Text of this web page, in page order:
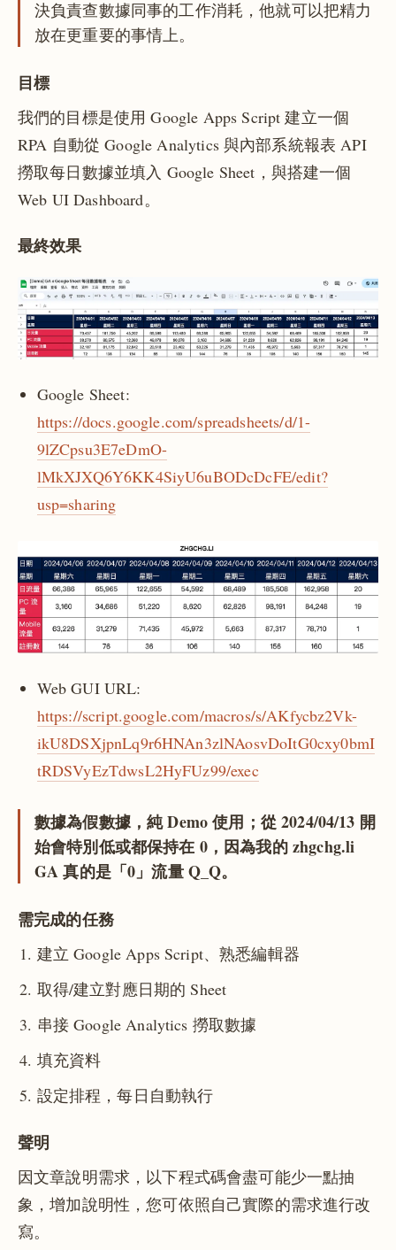
決負責查數據同事的工作消耗，他就可以把精力
放在更重要的事情上。
目標
我們的目標是使用 Google Apps Script 建立一個
RPA 自動從 Google Analytics 與內部系統報表 API
撈取每日數據並填入 Google Sheet，與搭建一個
Web UI Dashboard。
最終效果
Google Sheet:
https://docs.google.com/spreadsheets/d/1-
9lZCpsu3E7eDmO-
lMkXJXQ6Y6KK4SiyU6uBODcDcFE/edit?
usp=sharing
Web GUI URL:
https://script.google.com/macros/s/AKfycbz2Vk-
ikU8DSXjpnLq9r6HNAn3zlNAosvDoItG0cxy0bmI
tRDSVyEzTdwsL2HyFUz99/exec
數據為假數據，純 Demo 使用；從 2024/04/13 開
始會特別低或都保持在 0，因為我的 zhgchg.li
GA 真的是「0」流量 Q_Q。
需完成的任務
建立 Google Apps Script、熟悉編輯器
取得/建立對應日期的 Sheet
串接 Google Analytics 撈取數據
填充資料
設定排程，每日自動執行
聲明
因文章說明需求，以下程式碼會盡可能少一點抽
象，增加說明性，您可依照自己實際的需求進行改
寫。